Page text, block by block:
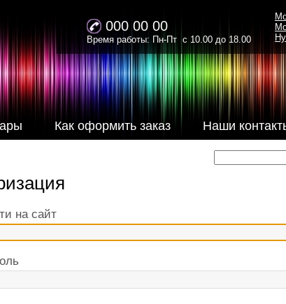
000 00 00
Время работы: Пн-Пт с 10.00 до 18.00
Как оформить заказ Наши
на сайт